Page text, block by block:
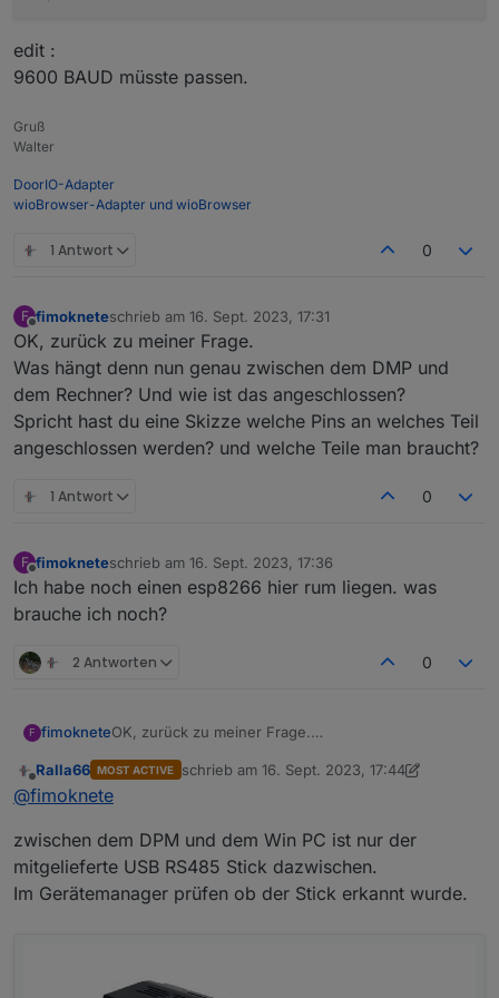
edit :
9600 BAUD müsste passen.
Gruß
Walter
DoorIO-Adapter
wioBrowser-Adapter und wioBrowser
1 Antwort 0
F
Offline
fimokneteschrieb am 16. Sept. 2023, 17:31
zuletzt editiert von
OK, zurück zu meiner Frage.
Was hängt denn nun genau zwischen dem DMP und
dem Rechner? Und wie ist das angeschlossen?
Spricht hast du eine Skizze welche Pins an welches Teil
angeschlossen werden? und welche Teile man braucht?
1 Antwort 0
F
Offline
fimokneteschrieb am 16. Sept. 2023, 17:36
zuletzt editiert von
Ich habe noch einen esp8266 hier rum liegen. was
brauche ich noch?
2 Antworten 0
F fimokneteOK, zurück zu meiner Frage.
dem Rechner? Und wie ist das angeschlossen?
Spricht hast du eine Skizze welche Pins an welches
braucht?
Offline
Ralla66 MOST ACTIVE schrieb am 16. Sept. 2023, 17:44
zuletzt editiert von Ralla66
@fimoknete
zwischen dem DPM und dem Win PC ist nur der
mitgelieferte USB RS485 Stick dazwischen.
Im Gerätemanager prüfen ob der Stick erkannt wurde.